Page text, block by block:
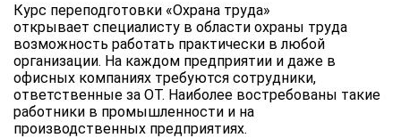
Курс переподготовки «Охрана труда»
открывает специалисту в области охраны труда
возможность работать практически в любой
организации. На каждом предприятии и даже в
офисных компаниях требуются сотрудники,
ответственные за ОТ. Наиболее востребованы такие
работники в промышленности и на
производственных предприятиях.